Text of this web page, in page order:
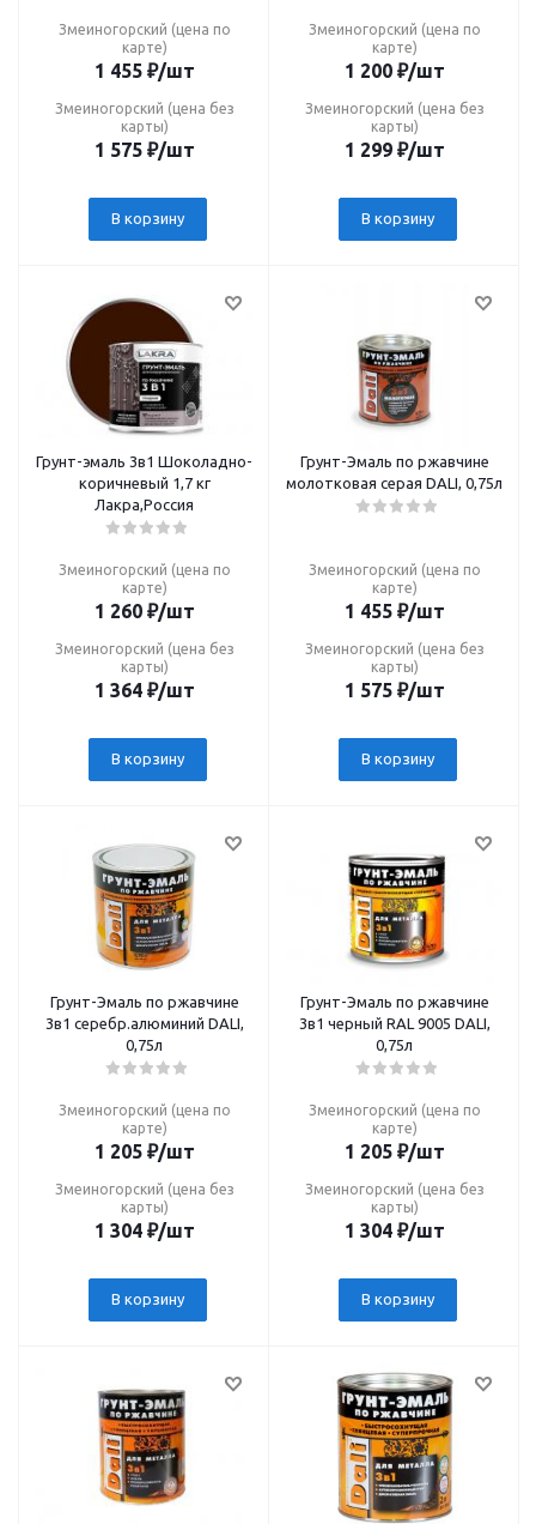
Змеиногорский (цена по
карте)
1 455₽/шт
Змеиногорский (цена без
карты)
1 575₽/шт
В корзину
Змеиногорский (цена по
карте)
1 200₽/шт
Змеиногорский (цена без
карты)
1 299₽/шт
В корзину
Грунт-эмаль 3в1 Шоколадно-
коричневый 1,7 кг
Лакра,Россия
Змеиногорский (цена по
карте)
1 260₽/шт
Змеиногорский (цена без
карты)
1 364₽/шт
В корзину
Грунт-Эмаль по ржавчине
молотковая серая DALI, 0,75л
Змеиногорский (цена по
карте)
1 455₽/шт
Змеиногорский (цена без
карты)
1 575₽/шт
В корзину
Грунт-Эмаль по ржавчине
3в1 серебр.алюминий DALI,
0,75л
Змеиногорский (цена по
карте)
1 205₽/шт
Змеиногорский (цена без
карты)
1 304₽/шт
В корзину
Грунт-Эмаль по ржавчине
3в1 черный RAL 9005 DALI,
0,75л
Змеиногорский (цена по
карте)
1 205₽/шт
Змеиногорский (цена без
карты)
1 304₽/шт
В корзину